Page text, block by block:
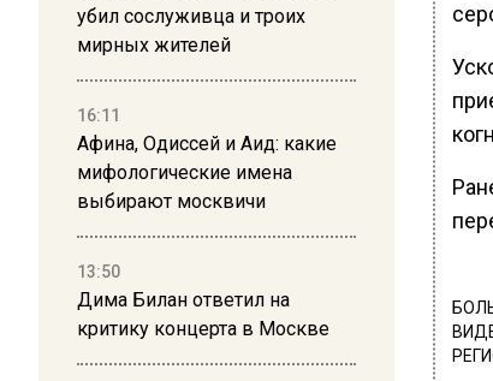
убил сослуживца и троих
мирных жителей
16:11
Афина, Одиссей и Аид: какие
мифологические имена
выбирают москвичи
13:50
Дима Билан ответил на
критику концерта в Москве